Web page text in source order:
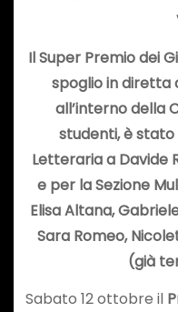
Il Super Premio dei
spoglio in diretta
all’interno della
studenti, è
Letteraria a Davide
e per la Sezione
Elisa Altana,
Sara Romeo,
(già
Sabato 12 ottobre il